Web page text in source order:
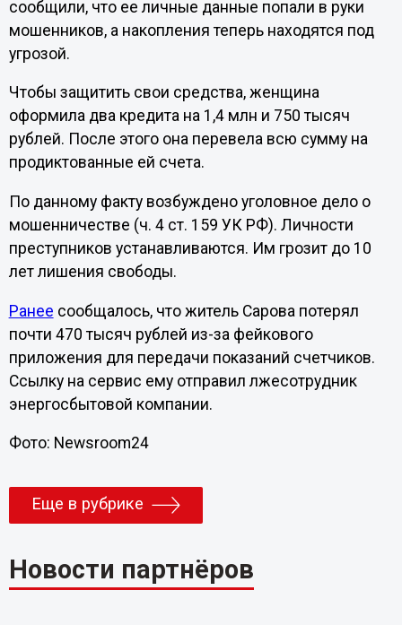
сообщили, что ее личные данные попали в руки
мошенников, а накопления теперь находятся под
угрозой.
Чтобы защитить свои средства, женщина
оформила два кредита на 1,4 млн и 750 тысяч
рублей. После этого она перевела всю сумму на
продиктованные ей счета.
По данному факту возбуждено уголовное дело о
мошенничестве (ч. 4 ст. 159 УК РФ). Личности
преступников устанавливаются. Им грозит до 10
лет лишения свободы.
Ранее сообщалось, что житель Сарова потерял
почти 470 тысяч рублей из-за фейкового
приложения для передачи показаний счетчиков.
Ссылку на сервис ему отправил лжесотрудник
энергосбытовой компании.
Фото: Newsroom24
Еще в рубрике
Новости партнёров